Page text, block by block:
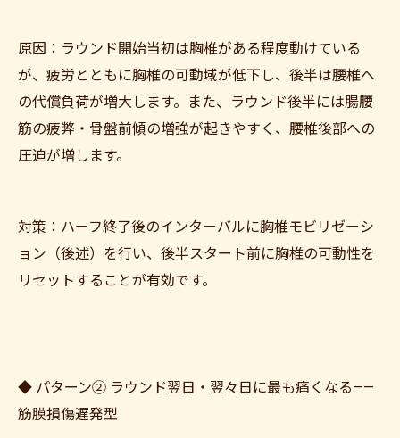
原因：ラウンド開始当初は胸椎がある程度動けている
が、疲労とともに胸椎の可動域が低下し、後半は腰椎へ
の代償負荷が増大します。また、ラウンド後半には腸腰
筋の疲弊・骨盤前傾の増強が起きやすく、腰椎後部への
圧迫が増します。
対策：ハーフ終了後のインターバルに胸椎モビリゼーシ
ョン（後述）を行い、後半スタート前に胸椎の可動性を
リセットすることが有効です。
◆ パターン② ラウンド翌日・翌々日に最も痛くなる——
筋膜損傷遅発型